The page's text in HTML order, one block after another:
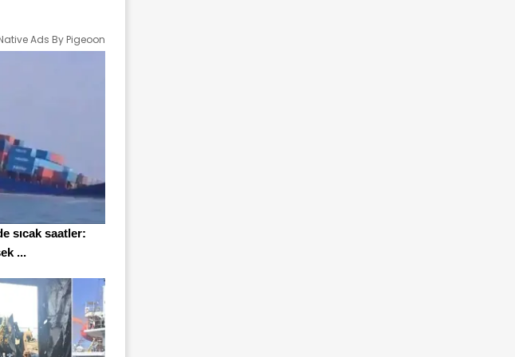
Ads By Pigeoon
sıcak saatler:
...